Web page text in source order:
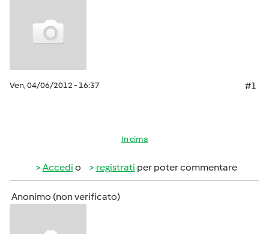
Ven, 04/06/2012 - 16:37 #1
In cima
Accedi o registrati per poter commentare
Anonimo (non verificato)